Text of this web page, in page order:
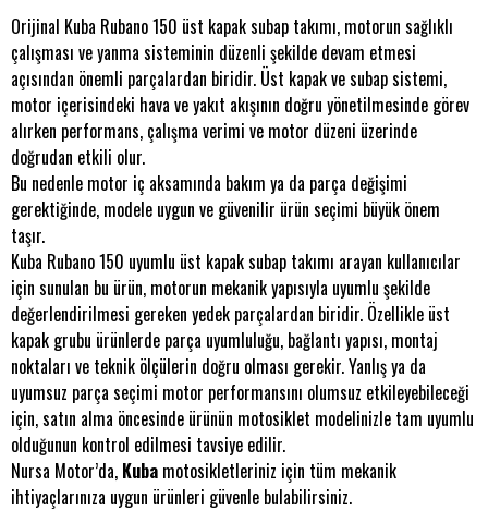
Orijinal Kuba Rubano 150 üst kapak subap takımı, motorun sağlıklı
çalışması ve yanma sisteminin düzenli şekilde devam etmesi
açısından önemli parçalardan biridir. Üst kapak ve subap sistemi,
motor içerisindeki hava ve yakıt akışının doğru yönetilmesinde görev
alırken performans, çalışma verimi ve motor düzeni üzerinde
doğrudan etkili olur.
Bu nedenle motor iç aksamında bakım ya da parça değişimi
gerektiğinde, modele uygun ve güvenilir ürün seçimi büyük önem
taşır.
Kuba Rubano 150 uyumlu üst kapak subap takımı arayan kullanıcılar
için sunulan bu ürün, motorun mekanik yapısıyla uyumlu şekilde
değerlendirilmesi gereken yedek parçalardan biridir. Özellikle üst
kapak grubu ürünlerde parça uyumluluğu, bağlantı yapısı, montaj
noktaları ve teknik ölçülerin doğru olması gerekir. Yanlış ya da
uyumsuz parça seçimi motor performansını olumsuz etkileyebileceği
için, satın alma öncesinde ürünün motosiklet modelinizle tam uyumlu
olduğunun kontrol edilmesi tavsiye edilir.
Nursa Motor’da, Kuba motosikletleriniz için tüm mekanik
ihtiyaçlarınıza uygun ürünleri güvenle bulabilirsiniz.